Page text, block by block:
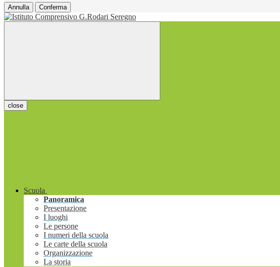
Annulla Conferma
close
Scuola
Panoramica
Presentazione
I luoghi
Le persone
I numeri della scuola
Le carte della scuola
Organizzazione
La storia